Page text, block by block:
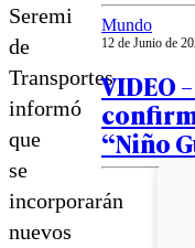
Seremi
de
Transportes
informó
que
se
incorporarán
nuevos
Mundo
12 de Junio de
VIDEO
“Niño